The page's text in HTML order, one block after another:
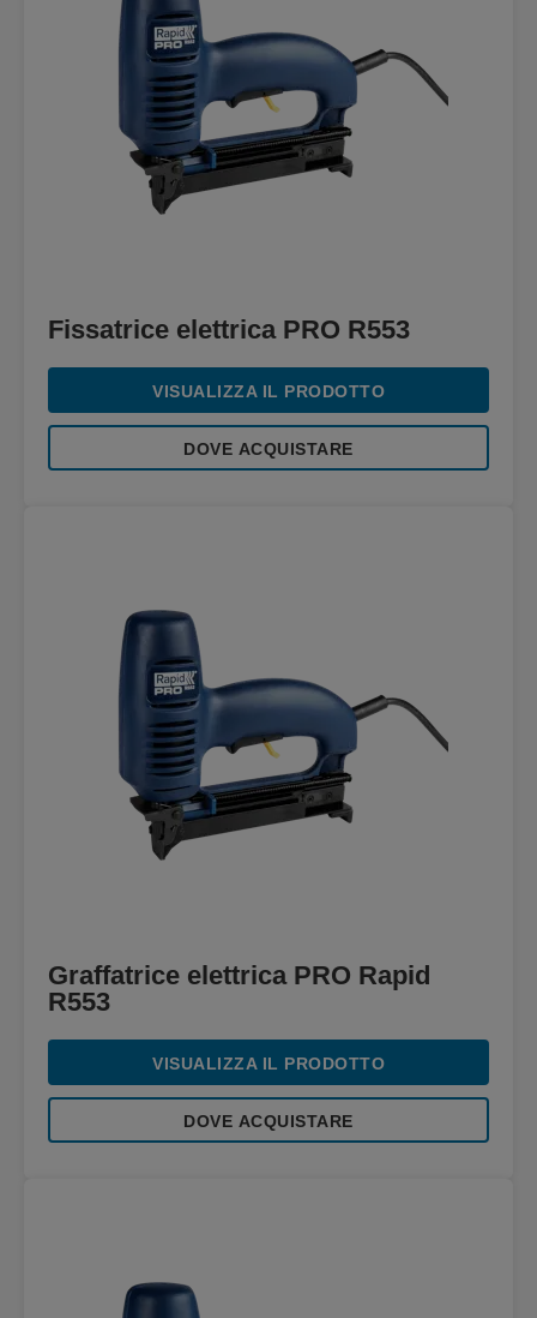
Fissatrice elettrica PRO R553
VISUALIZZA IL PRODOTTO
DOVE ACQUISTARE
Graffatrice elettrica PRO Rapid
R553
VISUALIZZA IL PRODOTTO
DOVE ACQUISTARE